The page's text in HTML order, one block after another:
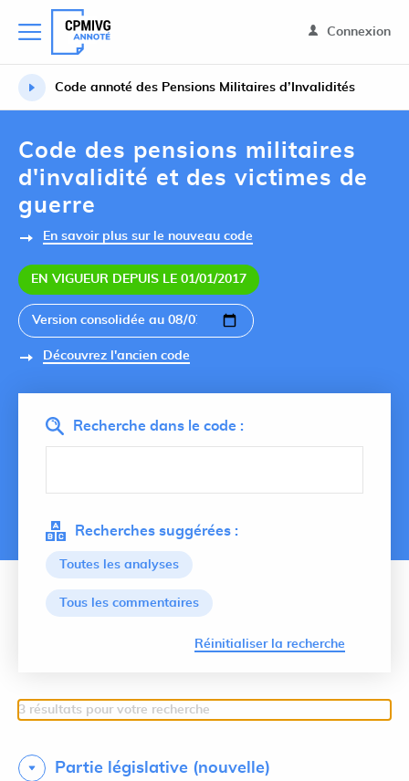
Connexion
Code annoté des Pensions Militaires d’Invalidités
Code des pensions militaires
d'invalidité et des victimes de
guerre
En savoir plus sur le nouveau code
EN VIGUEUR DEPUIS LE 01/01/2017
Découvrez l'ancien code
Recherche dans le code :
Recherches suggérées :
Toutes les analyses
Tous les commentaires
Réinitialiser la recherche
3 résultats pour votre recherche
Partie législative (nouvelle)